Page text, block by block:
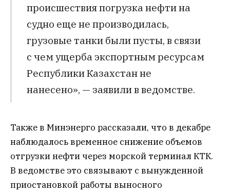
происшествия погрузка нефти на
судно еще не производилась,
грузовые танки были пусты, в связи
с чем ущерба экспортным ресурсам
Республики Казахстан не
нанесено», — заявили в ведомстве.
Также в Минэнерго рассказали, что в декабре
наблюдалось временное снижение объемов
отгрузки нефти через морской терминал КТК.
В ведомстве это связывают с вынужденной
приостановкой работы выносного